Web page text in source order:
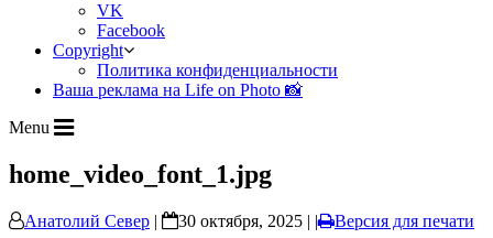
VK
Facebook
Copyright
Политика конфиденциальности
Ваша реклама на Life on Photo 📸
Menu
home_video_font_1.jpg
Анатолий Север | 30 октября, 2025 | | Версия для печати